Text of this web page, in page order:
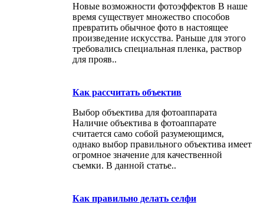
Новые возможности фотоэффектов В наше
время существует множество способов
превратить обычное фото в настоящее
произведение искусства. Раньше для этого
требовались специальная пленка, раствор
для прояв..
Как рассчитать объектив
Выбор объектива для фотоаппарата
Наличие объектива в фотоаппарате
считается само собой разумеющимся,
однако выбор правильного объектива имеет
огромное значение для качественной
съемки. В данной статье..
Как правильно делать селфи